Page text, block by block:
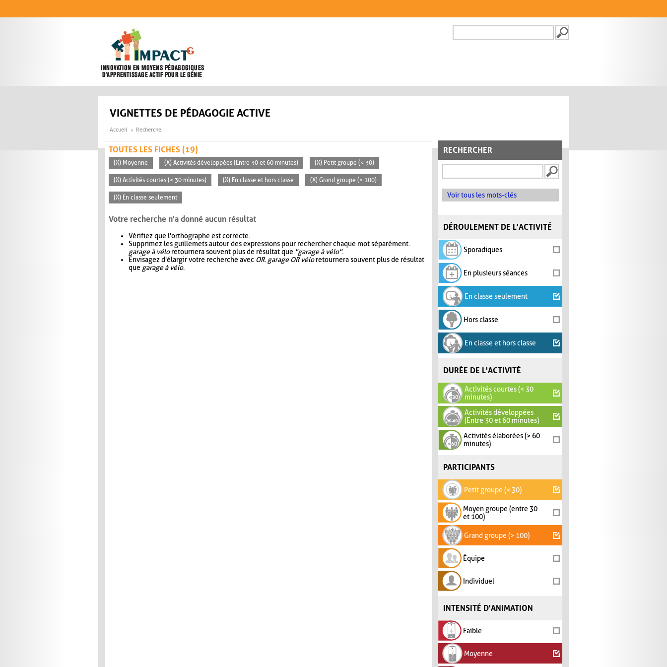
FORMULAIRE DE
VIGNETTES DE PÉDAGOGIE ACTIVE
Accueil Recherche
RECHERCHER
Voir tous les mots-clés
DÉROULEMENT DE L'ACTIVITÉ
Sporadiques
En plusieurs séances
En classe seulement
Hors classe
En classe et hors classe
DURÉE DE L'ACTIVITÉ
Activités courtes (< 30
minutes)
Activités développées
(Entre 30 et 60 minutes)
Activités élaborées (> 60
minutes)
PARTICIPANTS
Petit groupe (< 30)
Moyen groupe (entre 30
et 100)
Grand groupe (> 100)
Équipe
Individuel
INTENSITÉ D'ANIMATION
Faible
Moyenne
TOUTES LES FICHES (19)
(X) Moyenne (X) Activités développées (Entre 30 et 60 minutes) (X) Petit groupe (< 30)
(X) Activités courtes (< 30 minutes) (X) En classe et hors classe (X) Grand groupe (> 100)
(X) En classe seulement
Votre recherche n'a donné aucun résultat
Vérifiez que l'orthographe est correcte.
Supprimez les guillemets autour des expressions pour rechercher chaque mot séparément.
garage à véloretournera souvent plus de résultat que "garage à vélo".
Envisagez d'élargir votre recherche avec OR. garage OR véloretournera souvent plus de résultat
que garage à vélo.